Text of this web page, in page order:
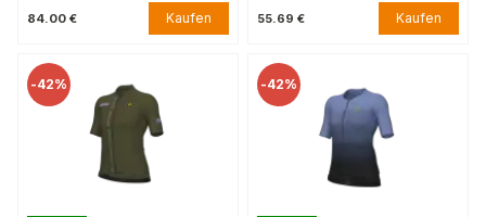
84.00 € Kaufen 55.69 € Kaufen
-42% -42%